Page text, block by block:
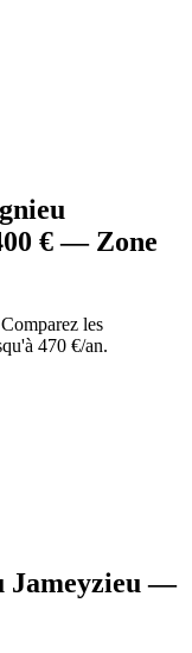
€ — Zone
les
470 €/an.
Jameyzieu —